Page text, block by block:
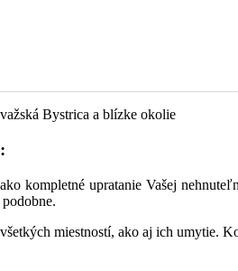
kompletné upratanie Vašej
miestností, ako aj ich umytie.